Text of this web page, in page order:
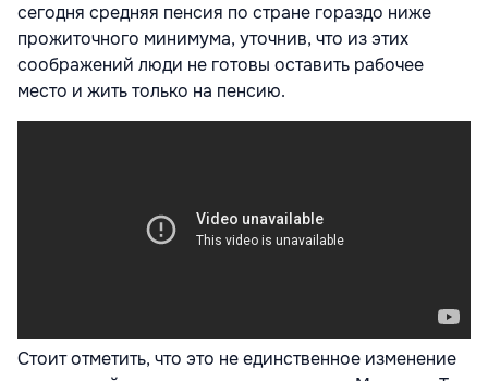
сегодня средняя пенсия по стране гораздо ниже
прожиточного минимума, уточнив, что из этих
соображений люди не готовы оставить рабочее
место и жить только на пенсию.
Стоит отметить, что это не единственное изменение